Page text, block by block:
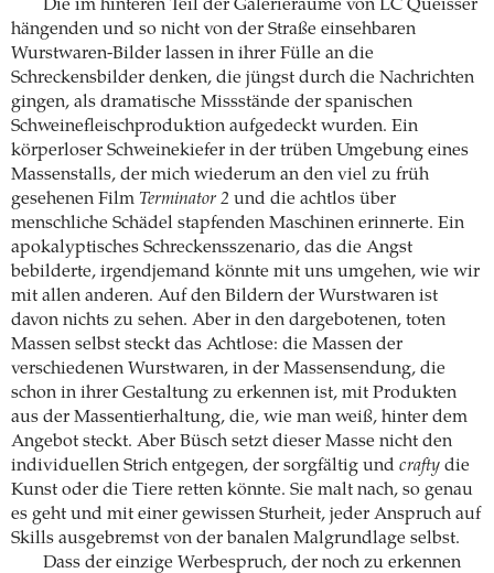
Die im hinteren Teil der Galerieräume von LC Queisser
hängenden und so nicht von der Straße einsehbaren
Wurstwaren-Bilder lassen in ihrer Fülle an die
Schreckensbilder denken, die jüngst durch die Nachrichten
gingen, als dramatische Missstände der spanischen
Schweinefleischproduktion aufgedeckt wurden. Ein
körperloser Schweinekiefer in der trüben Umgebung eines
Massenstalls, der mich wiederum an den viel zu früh
gesehenen Film Terminator 2 und die achtlos über
menschliche Schädel stapfenden Maschinen erinnerte. Ein
apokalyptisches Schreckensszenario, das die Angst
bebilderte, irgendjemand könnte mit uns umgehen, wie wir
mit allen anderen. Auf den Bildern der Wurstwaren ist
davon nichts zu sehen. Aber in den dargebotenen, toten
Massen selbst steckt das Achtlose: die Massen der
verschiedenen Wurstwaren, in der Massensendung, die
schon in ihrer Gestaltung zu erkennen ist, mit Produkten
aus der Massentierhaltung, die, wie man weiß, hinter dem
Angebot steckt. Aber Büsch setzt dieser Masse nicht den
individuellen Strich entgegen, der sorgfältig und crafty die
Kunst oder die Tiere retten könnte. Sie malt nach, so genau
es geht und mit einer gewissen Sturheit, jeder Anspruch auf
Skills ausgebremst von der banalen Malgrundlage selbst.
Dass der einzige Werbespruch, der noch zu erkennen